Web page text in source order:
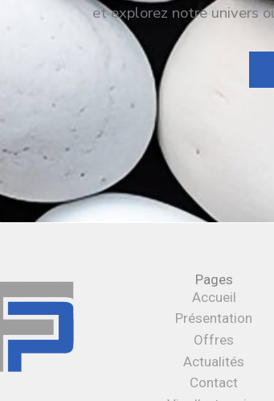
et explorez notre univers
Pages
Accueil
Présentation
Offres
Actualités
Contact